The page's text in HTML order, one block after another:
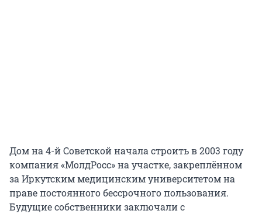
Дом на 4-й Советской начала строить в 2003 году
компания «МолдРосс» на участке, закреплённом
за Иркутским медицинским университетом на
праве постоянного бессрочного пользования.
Будущие собственники заключали с